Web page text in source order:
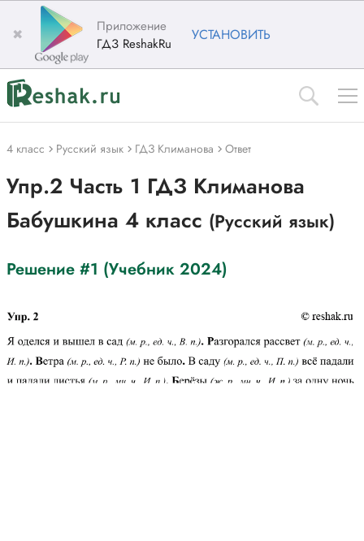
✖
Приложение
ГДЗ ReshakRu
УСТАНОВИТЬ
4 класс Русский язык ГДЗ Климанова Ответ
Упр.2 Часть 1 ГДЗ Климанова
Бабушкина 4 класс (Русский язык)
Решение #1 (Учебник 2024)